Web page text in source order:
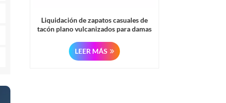
Liquidación de zapatos casuales de
tacón plano vulcanizados para damas
LEER MÁS